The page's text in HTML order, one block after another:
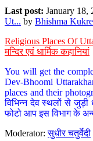
Last post: January 18,
Ut... by Bhishma
Religious Places Of
मन्दिर एवं धार्मिक कहानियां
You will get the
Dev-Bhoomi
places and their
विभिन्न देव स्थलों से जुड़ी
फोटो आप इस विभाग के
Moderator:सुधीर चतुर्वेदी